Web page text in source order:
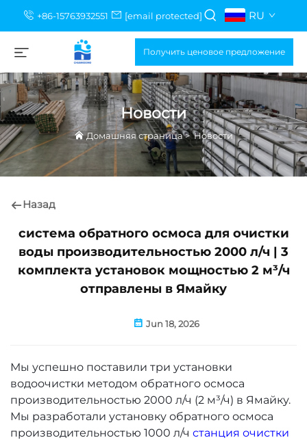
+86-15763932551 [email protected] RU
Получить ценовое предложение
Новости
Домашняя страница>Новости
Назад
система обратного осмоса для очистки
воды производительностью 2000 л/ч | 3
комплекта установок мощностью 2 м³/ч
отправлены в Ямайку
Jun 18, 2026
Мы успешно поставили три установки
водоочистки методом обратного осмоса
производительностью 2000 л/ч (2 м³/ч) в Ямайку.
Мы разработали установку обратного осмоса
производительностью 1000 л/ч станция очистки